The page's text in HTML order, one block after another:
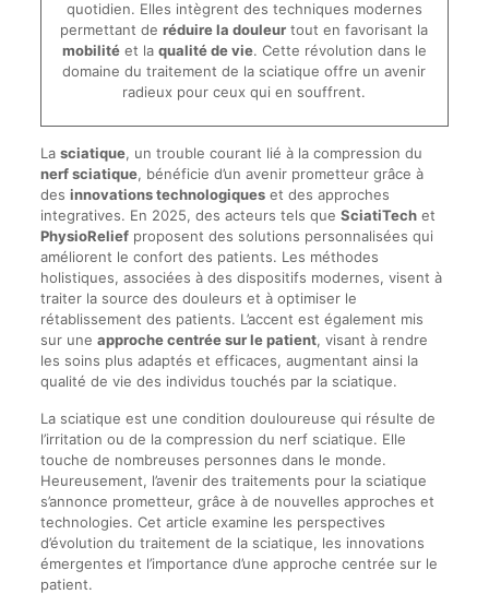
quotidien. Elles intègrent des techniques modernes
permettant deréduire la douleur tout en favorisant la
mobilitéet la qualité de vie. Cette révolution dans le
domaine du traitement de la sciatique offre un avenir
radieux pour ceux qui en souffrent.
La sciatique, un trouble courant lié à la compression du
nerf sciatique, bénéficie d’un avenir prometteur grâce à
des innovations technologiqueset des approches
integratives. En 2025, des acteurs tels que SciatiTechet
PhysioReliefproposent des solutions personnalisées qui
améliorent le confort des patients. Les méthodes
holistiques, associées à des dispositifs modernes, visent à
traiter la source des douleurs et à optimiser le
rétablissement des patients. L’accent est également mis
sur une approche centrée sur le patient, visant à rendre
les soins plus adaptés et efficaces, augmentant ainsi la
qualité de vie des individus touchés par la sciatique.
La sciatique est une condition douloureuse qui résulte de
l’irritation ou de la compression du nerf sciatique. Elle
touche de nombreuses personnes dans le monde.
Heureusement, l’avenir des traitements pour la sciatique
s’annonce prometteur, grâce à de nouvelles approches et
technologies. Cet article examine les perspectives
d’évolution du traitement de la sciatique, les innovations
émergentes et l’importance d’une approche centrée sur le
patient.